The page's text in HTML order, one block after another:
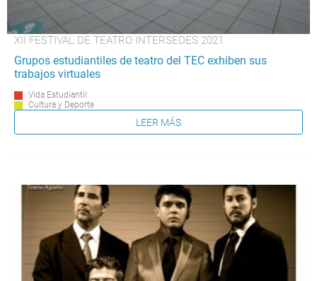
XII FESTIVAL DE TEATRO INTERSEDES 2021
Grupos estudiantiles de teatro del TEC exhiben sus
trabajos virtuales
Vida Estudiantil
Cultura y Deporte
LEER MÁS